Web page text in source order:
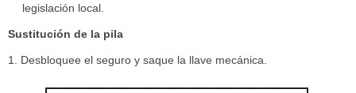
legislación local.
Sustitución de la pila
1. Desbloquee el seguro y saque la llave mecánica.